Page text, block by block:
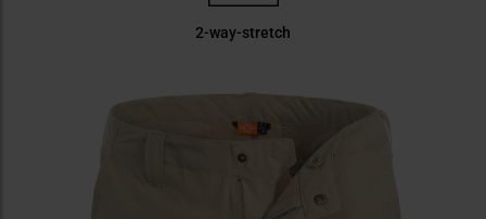
2-way-stretch